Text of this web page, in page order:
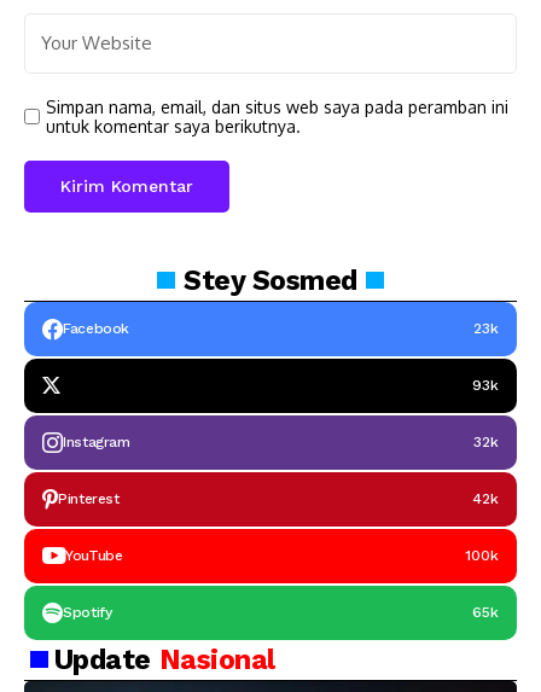
Simpan nama, email, dan situs web saya pada peramban ini
untuk komentar saya berikutnya.
SteySosmed
Facebook 23k
93k
Instagram 32k
Pinterest 42k
YouTube 100k
Spotify 65k
Update Nasional